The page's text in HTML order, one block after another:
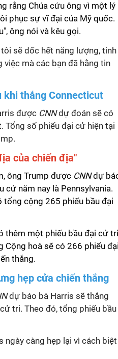
rằng Chúa cứu ông vì một lý
phục sự vĩ đại của Mỹ quốc.
ông nói và kêu gọi.
sẽ dốc hết năng lượng, tinh
mà các bạn đã hằng tin
khi thắng Connecticut
được CNNdự đoán sẽ có
Tổng số phiếu đại cử hiện tại
của chiến địa"
ông Trump được CNNdự
cử năm nay là Pennsylvania.
tổng cộng 265 phiếu bầu đại
thêm một phiếu bầu đại cử tri
Cộng hoà sẽ có 266 phiếu đại
thắng.
hẹp cửa chiến thắng
dự báo bà Harris sẽ thắng
tri. Theo đó, tổng phiếu bầu
ngày càng hẹp lại vì cách biệt